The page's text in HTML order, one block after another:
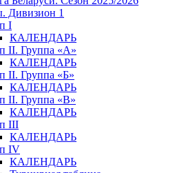
Дивизион 1
I
КАЛЕНДАРЬ
II. Группа «А»
КАЛЕНДАРЬ
II. Группа «Б»
КАЛЕНДАРЬ
II. Группа «В»
КАЛЕНДАРЬ
III
КАЛЕНДАРЬ
IV
КАЛЕНДАРЬ